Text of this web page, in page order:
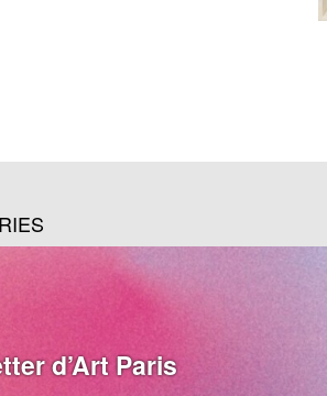
d’Art Paris